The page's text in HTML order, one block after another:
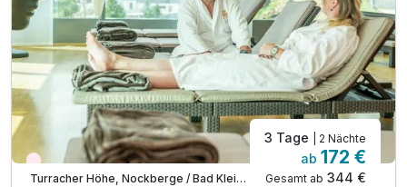
Wieder frei ab September
Turracher Höhe, Nockberge / Bad Kleinkirchheim
3 Tage | 2 Nächte
ab 172 €
Gesamt ab 344 €